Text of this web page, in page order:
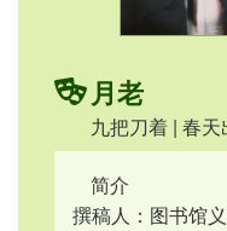
月老
九把刀着 | 春
简介
撰稿人：图书馆